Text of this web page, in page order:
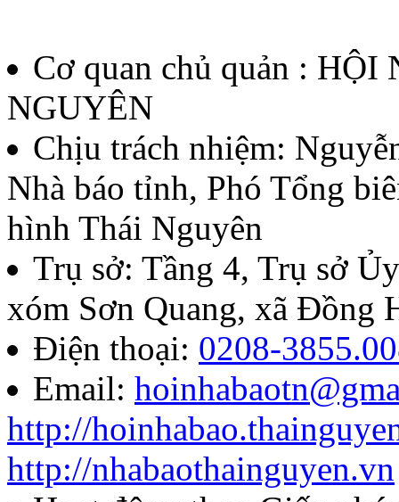
thưởng Báo chí Huỳnh
thứ II - năm 2026
Lượt xem:135 | lượt tải:59
07/QĐ-BTC
Quyết định về việc thành
báo chí Huỳnh Thúc
năm 2026
Lượt xem:282 | lượt tải:103
85/QĐ-HNB
Cơ quan chủ quản :
NGUYÊN
Chịu trách nhiệm:
Nhà báo tỉnh, Phó Tổng
hình Thái Nguyên
Trụ sở: Tầng 4, Trụ sở
xóm Sơn Quang, xã Đồng
Điện thoại: 0208-
Email:
http://
http://nhabaothainguyen.vn